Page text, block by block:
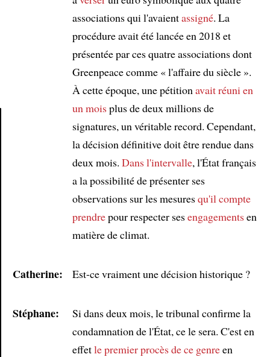
associations qui l'avaientassigné. La
procédure avait été lancée en 2018 et
présentée par ces quatre associations dont
Greenpeace comme « l'affaire du siècle ».
À cette époque, une pétition avait réuni en
un moisplus de deux millions de
signatures, un véritable record. Cependant,
la décision définitive doit être rendue dans
deux mois. Dans l'intervalle, l'État français
a la possibilité de présenter ses
observations sur les mesuresqu'il compte
prendrepour respecter sesengagementsen
matière de climat.
Catherine: Est-ce vraiment une décision historique ?
Stéphane:
Si dans deux mois, le tribunal confirme la
condamnation de l'État, ce le sera. C'est en
effetle premier procès de ce genreen